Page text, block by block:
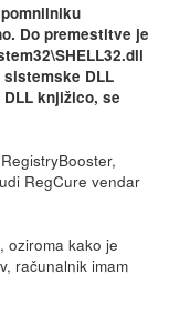
Do premestitve je
sistemske DLL
knjižico, se
RegCure vendar
oziroma kako je
računalnik imam